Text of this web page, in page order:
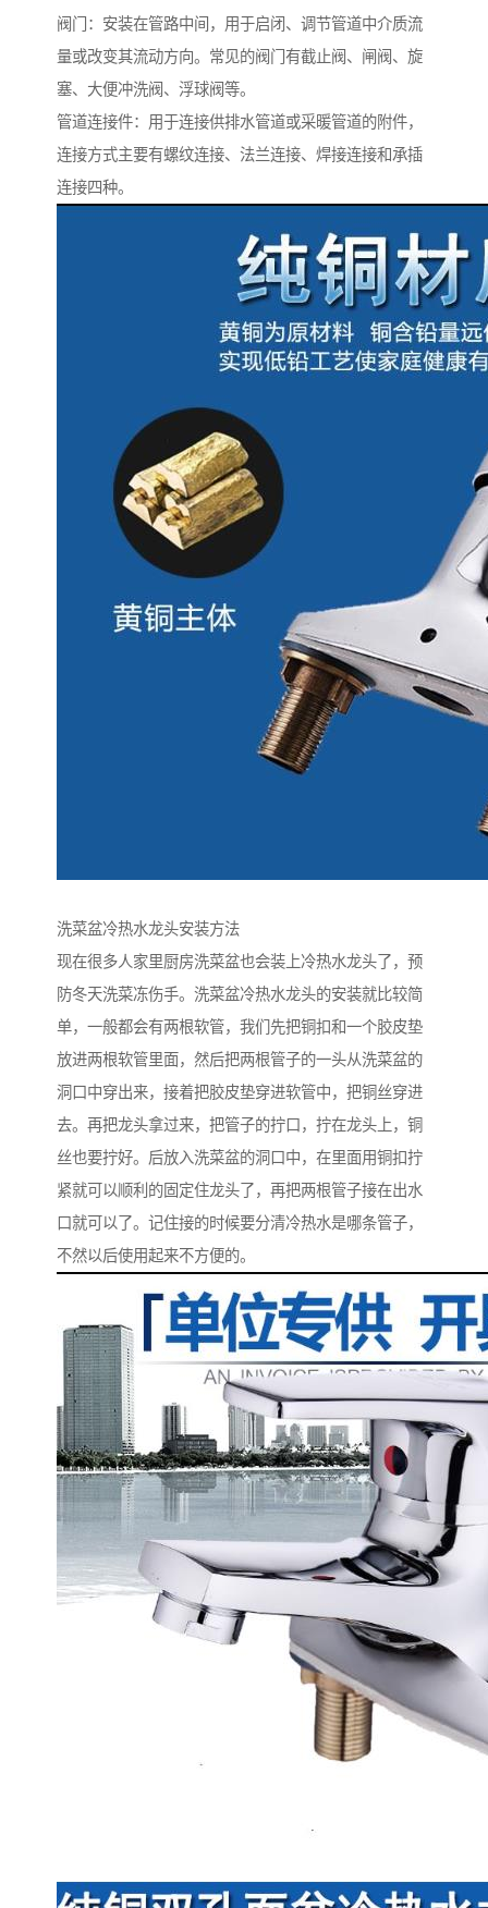
阀门：安装在管路中间，用于启闭、调节管道中介质流
量或改变其流动方向。常见的阀门有截止阀、闸阀、旋
塞、大便冲洗阀、浮球阀等。
管道连接件：用于连接供排水管道或采暖管道的附件，
连接方式主要有螺纹连接、法兰连接、焊接连接和承插
连接四种。
洗菜盆冷热水龙头安装方法
现在很多人家里厨房洗菜盆也会装上冷热水龙头了，预
防冬天洗菜冻伤手。洗菜盆冷热水龙头的安装就比较简
单，一般都会有两根软管，我们先把铜扣和一个胶皮垫
放进两根软管里面，然后把两根管子的一头从洗菜盆的
洞口中穿出来，接着把胶皮垫穿进软管中，把铜丝穿进
去。再把龙头拿过来，把管子的拧口，拧在龙头上，铜
丝也要拧好。后放入洗菜盆的洞口中，在里面用铜扣拧
紧就可以顺利的固定住龙头了，再把两根管子接在出水
口就可以了。记住接的时候要分清冷热水是哪条管子，
不然以后使用起来不方便的。